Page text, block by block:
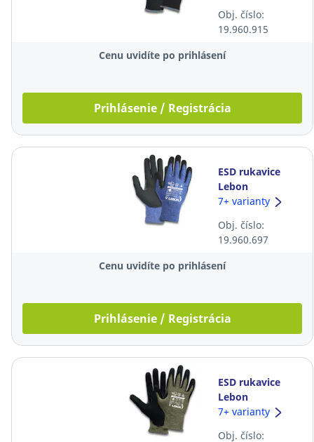
10 párov
Obj. číslo:
19.960.915
Cenu uvidíte po prihlásení
Prihlásenie / Registrácia
ESD rukavice
Lebon
PowerTouch®,
modré, 10 párov
7+ varianty
Obj. číslo:
19.960.697
Cenu uvidíte po prihlásení
Prihlásenie / Registrácia
ESD rukavice
Lebon
MasterTouch®,
7+ varianty
Obj. číslo: